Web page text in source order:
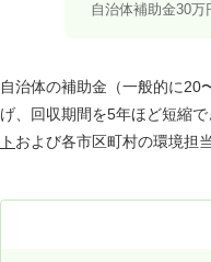
自治体補助金30万
自治体の補助金（一般的に20
げ、回収期間を5年ほど短縮
ト および各市区町村の環境担